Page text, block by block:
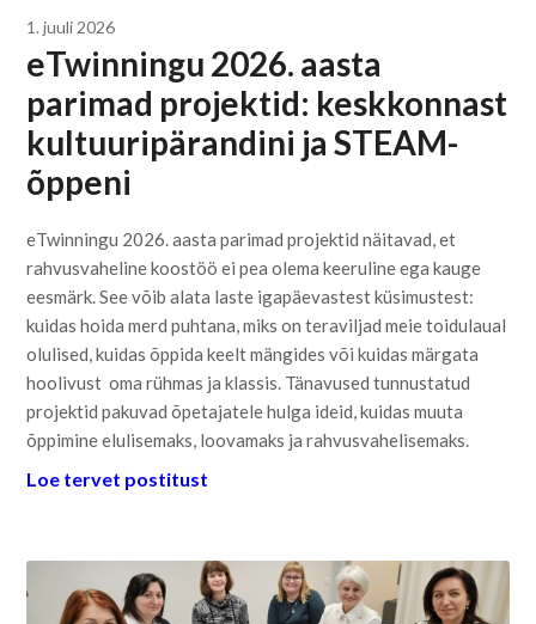
1. juuli 2026
eTwinningu 2026. aasta
parimad projektid: keskkonnast
kultuuripärandini ja STEAM-
õppeni
eTwinningu 2026. aasta parimad projektid näitavad, et
rahvusvaheline koostöö ei pea olema keeruline ega kauge
eesmärk. See võib alata laste igapäevastest küsimustest:
kuidas hoida merd puhtana, miks on teraviljad meie toidulaual
olulised, kuidas õppida keelt mängides või kuidas märgata
hoolivust oma rühmas ja klassis. Tänavused tunnustatud
projektid pakuvad õpetajatele hulga ideid, kuidas muuta
õppimine elulisemaks, loovamaks ja rahvusvahelisemaks.
Loe tervet postitust